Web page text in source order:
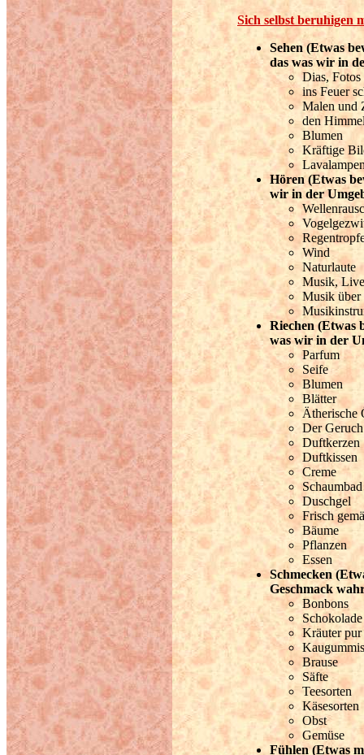
Sich selbst beruhigen
Sehen (Etwas
das was wir in
Dias, Fotos
ins Feuer
Malen und
den
Blumen
Kräftige
Hören (Etwas
wir in der
Wind
Naturlaute
Musik,
Musik
Riechen (Etwas
was wir in der
Parfum
Seife
Blumen
Blätter
Ätherische
Der
Duftkerzen
Duftkissen
Creme
Schaumbad
Duschgel
Frisch
Bäume
Pflanzen
Essen
Schmecken
Geschmack
Bonbons
Schokolade
Kräuter pur
Kaugummis
Brause
Säfte
Teesorten
Käsesorten
Obst
Gemüse
Fühlen (Etwas